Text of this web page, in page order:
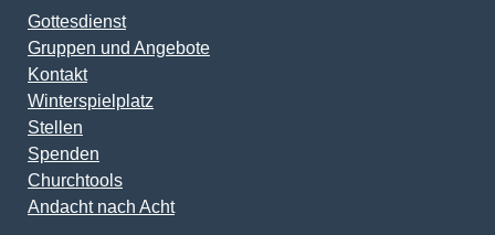
Gottesdienst
Gruppen und Angebote
Kontakt
Winterspielplatz
Stellen
Spenden
Churchtools
Andacht nach Acht